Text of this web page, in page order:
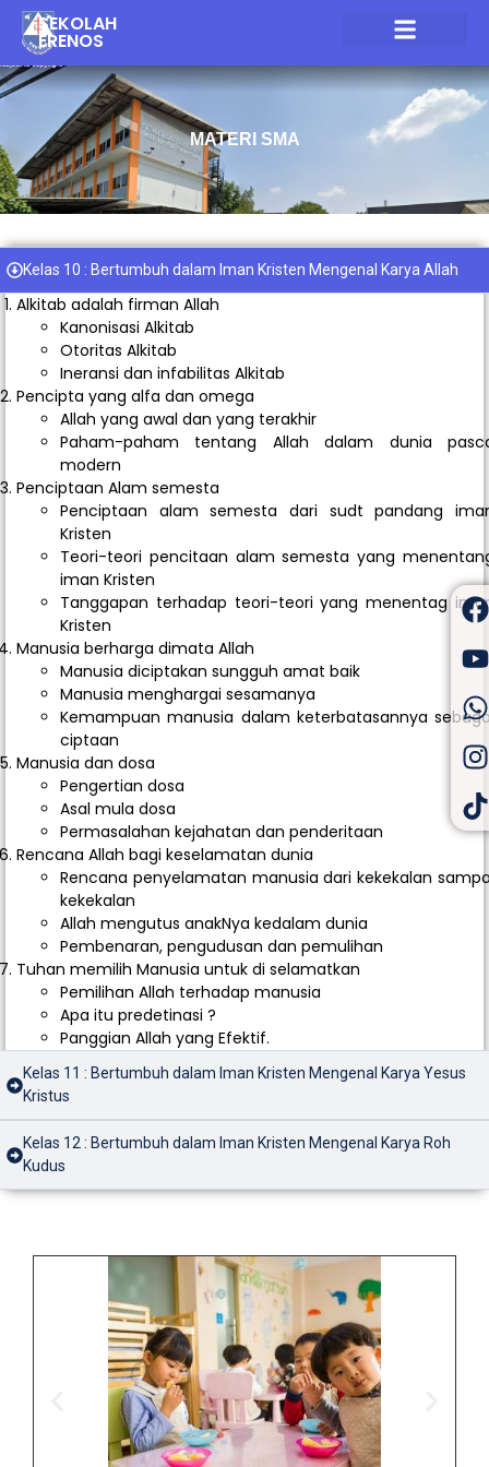
SEKOLAH
ERENOS
MATERI SMA
Kelas 10 : Bertumbuh dalam Iman Kristen Mengenal Karya Allah
Alkitab adalah firman Allah
Kanonisasi Alkitab
Otoritas Alkitab
Ineransi dan infabilitas Alkitab
Pencipta yang alfa dan omega
Allah yang awal dan yang terakhir
Paham-paham tentang Allah dalam dunia
modern
Penciptaan Alam semesta
Penciptaan alam semesta dari sudt pandang
Kristen
Teori-teori pencitaan alam semesta yang
iman Kristen
Tanggapan terhadap teori-teori yang menentag
Kristen
Manusia berharga dimata Allah
Manusia diciptakan sungguh amat baik
Manusia menghargai sesamanya
Kemampuan manusia dalam keterbatasannya
ciptaan
Manusia dan dosa
Pengertian dosa
Asal mula dosa
Permasalahan kejahatan dan penderitaan
Rencana Allah bagi keselamatan dunia
Rencana penyelamatan manusia dari kekekalan
kekekalan
Allah mengutus anakNya kedalam dunia
Pembenaran, pengudusan dan pemulihan
Tuhan memilih Manusia untuk di selamatkan
Pemilihan Allah terhadap manusia
Apa itu predetinasi ?
Panggian Allah yang Efektif.
Kelas 11 : Bertumbuh dalam Iman Kristen Mengenal Karya Yesus
Kristus
Kelas 12 : Bertumbuh dalam Iman Kristen Mengenal Karya Roh
Kudus